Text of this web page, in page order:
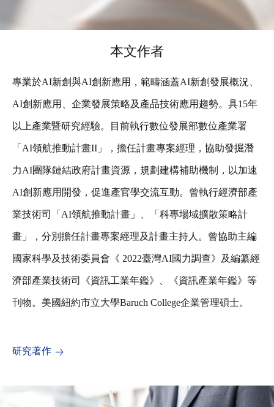
本文作者
專業於AI新創與AI創新應用，範疇涵蓋AI新創發展概況、
AI創新應用、企業發展策略及產品技術應用趨勢。具15年
以上產業暨研究經驗。目前執行數位發展部數位產業署
「AI領航推動計畫II」，擔任計畫專案經理，協助發掘潛
力AI團隊鏈結政府計畫資源，規劃建構補助機制，以加速
AI創新應用開發，促進產官學交流互動。曾執行經濟部產
業技術司「AI領航推動計畫」、「科專場域擴散策略計
畫」，分別擔任計畫專案經理及計畫主持人。曾協助主編
國家科學及技術委員會《 2022臺灣AI國力調查》及編纂經
濟部產業技術司《資訊工業年鑑》、《資訊產業年鑑》等
刊物。美國紐約市立大學Baruch College企業管理碩士。
研究著作